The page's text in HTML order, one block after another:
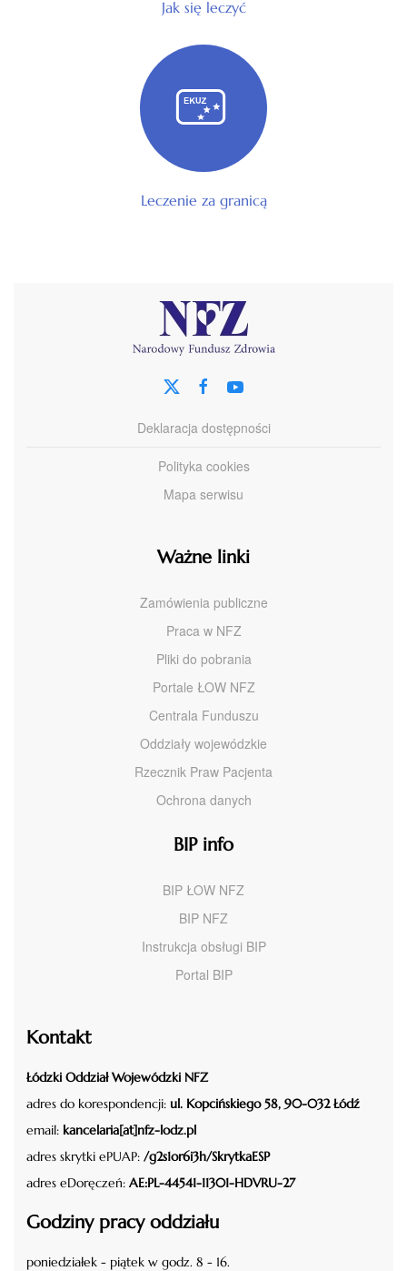
Jak się leczyć
Leczenie za granicą
Deklaracja dostępności
Polityka cookies
Mapa serwisu
Ważne linki
Zamówienia publiczne
Praca w NFZ
Pliki do pobrania
Portale ŁOW NFZ
Centrala Funduszu
Oddziały wojewódzkie
Rzecznik Praw Pacjenta
Ochrona danych
BIP info
BIP ŁOW NFZ
BIP NFZ
Instrukcja obsługi BIP
Portal BIP
Kontakt
Łódzki Oddział Wojewódzki NFZ
adres do korespondencji: ul. Kopcińskiego 58, 90-032 Łódź
email: kancelaria[at]nfz-lodz.pl
adres skrytki ePUAP: /g2s1or6i3h/SkrytkaESP
adres eDoręczeń: AE:PL-44541-11301-HDVRU-27
Godziny pracy oddziału
poniedziałek - piątek w godz. 8 - 16.